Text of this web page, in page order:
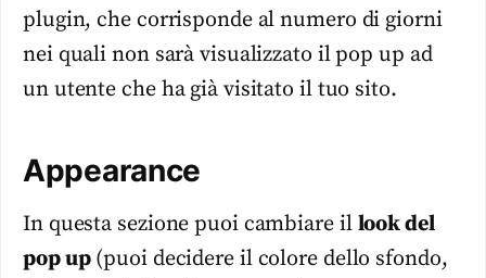
plugin, che corrisponde al numero di giorni
nei quali non sarà visualizzato il pop up ad
un utente che ha già visitato il tuo sito.
Appearance
In questa sezione puoi cambiare il look del
pop up(puoi decidere il colore dello sfondo,